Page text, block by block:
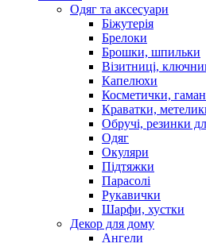
Oдяг та аксесуари
Біжутерія
Брелоки
Брошки, шпильки
Візитниці,
Капелюхи
Косметички,
Краватки,
Обручі, резинки
Одяг
Окуляри
Підтяжки
Парасолі
Рукавички
Шарфи, хустки
Декор для дому
Ангели